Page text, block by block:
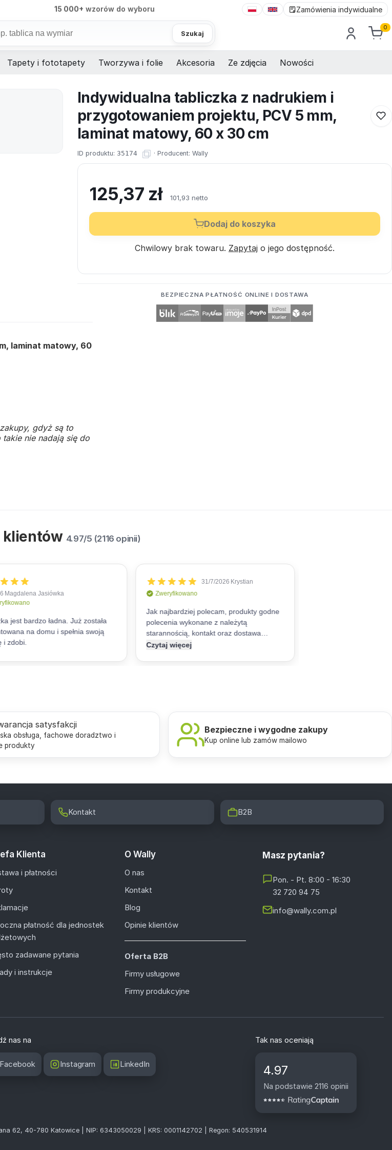
15 000+ wzorów do wyboru
98%dostaw na czas Zamówienia indywidualne
Szukaj
0
Tapety i fototapety Tworzywa i folie Akcesoria Ze zdjęcia Nowości
Indywidualna tabliczka z nadrukiem i
przygotowaniem projektu, PCV 5 mm,
laminat matowy, 60 x 30 cm
ID produktu: 35174 · Producent: Wally
125,37 zł 101,93 netto
Dodaj do koszyka
Chwilowy brak towaru. Zapytaj o jego dostępność.
BEZPIECZNA PŁATNOŚĆ ONLINE I DOSTAWA
laminat matowy, 60
gdyż są to
nie nadają się do
klientów 4.97/5 (2116 opinii)
satysfakcji
obsługa, fachowe doradztwo i
produkty
Bezpieczne i wygodne zakupy
Kup online lub zamów mailowo
Kontakt B2B
Klienta
i płatności
płatność dla jednostek
zadawane pytania
i instrukcje
O Wally
O nas
Kontakt
Blog
Opinie klientów
Oferta B2B
Firmy usługowe
Firmy produkcyjne
Masz pytania?
Pon. - Pt. 8:00 - 16:30
32 720 94 75
info@wally.com.pl
nas na
Facebook Instagram LinkedIn
Tak nas oceniają
4.97
Na podstawie 2116 opinii
62, 40-780 Katowice | NIP: 6343050029 | KRS: 0001142702 | Regon: 540531914